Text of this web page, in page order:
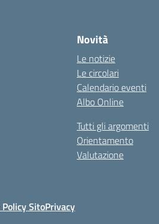
Novità
Le notizie
Le circolari
Calendario eventi
Albo Online
Tutti gli argomenti
Orientamento
Valutazione
SitoPrivacy